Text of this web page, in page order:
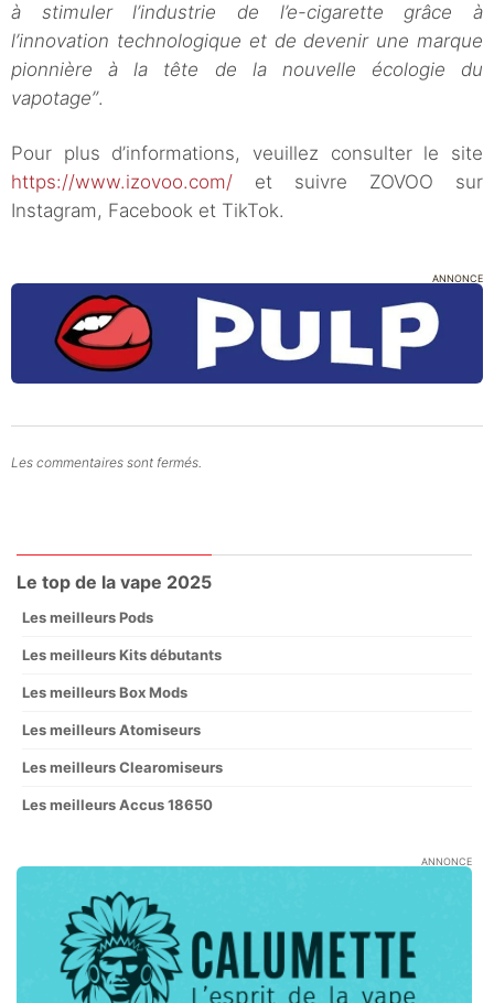
à stimuler l’industrie de l’e-cigarette grâce à
l’innovation technologique et de devenir une marque
pionnière à la tête de la nouvelle écologie du
vapotage”.
Pour plus d’informations, veuillez consulter le site
https://www.izovoo.com/ et suivre ZOVOO sur
Instagram, Facebook et TikTok.
ANNONCE
Les commentaires sont fermés.
Le top de la vape 2025
Les meilleurs Pods
Les meilleurs Kits débutants
Les meilleurs Box Mods
Les meilleurs Atomiseurs
Les meilleurs Clearomiseurs
Les meilleurs Accus 18650
ANNONCE